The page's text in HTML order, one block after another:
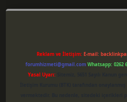
Reklam ve İletişim: E-mail:
forumhizmeti@gmail.com Whatsapp: 0262
Yasal Uyarı: